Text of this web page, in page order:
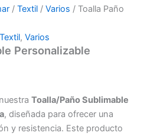
/ Textil / Varios / Toalla Paño
Textil, Varios
Personalizable
Toalla/Paño Sublimable
, diseñada para ofrecer una
y resistencia. Este producto